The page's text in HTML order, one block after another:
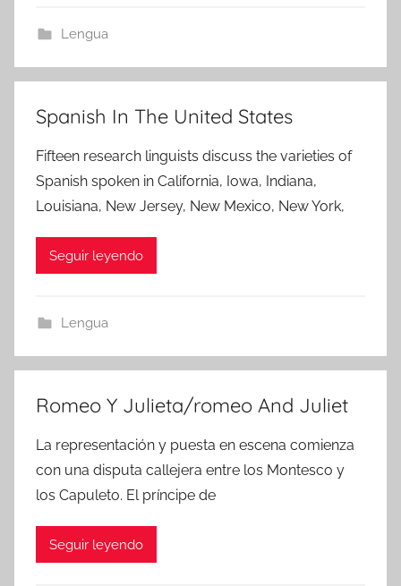
Lengua
Spanish In The United States
Fifteen research linguists discuss the varieties of
Spanish spoken in California, Iowa, Indiana,
Louisiana, New Jersey, New Mexico, New York,
Seguir leyendo
Lengua
Romeo Y Julieta/romeo And Juliet
La representación y puesta en escena comienza
con una disputa callejera entre los Montesco y
los Capuleto. El príncipe de
Seguir leyendo